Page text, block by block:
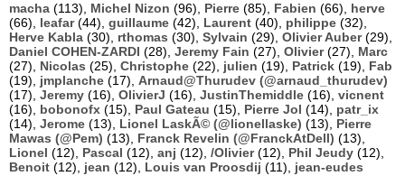
macha (113), Michel Nizon (96), Pierre (85), Fabien (66), herve
(66), leafar(44), guillaume (42), Laurent (40), philippe (32),
Herve Kabla (30), rthomas (30), Sylvain (29), Olivier Auber(29),
Daniel COHEN-ZARDI (28), Jeremy Fain (27), Olivier(27), Marc
(27), Nicolas (25), Christophe (22), julien (19), Patrick (19), Fab
(19), jmplanche (17), Arnaud@Thurudev (@arnaud_thurudev)
(17), Jeremy (16), OlivierJ (16), JustinThemiddle (16), vicnent
(16), bobonofx (15), Paul Gateau (15), Pierre Jol (14), patr_ix
(14), Jerome (13), Lionel LaskÃ© (@lionellaske) (13), Pierre
Mawas (@Pem) (13), Franck Revelin (@FranckAtDell) (13),
Lionel (12), Pascal (12), anj (12), /Olivier(12), Phil Jeudy (12),
Benoit (12), jean (12), Louis van Proosdij (11), jean-eudes